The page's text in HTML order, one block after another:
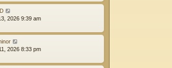
2026 9:39 am
2026 8:33 pm